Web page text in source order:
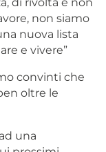
non siamo
nuova lista
e vivere”
convinti che
oltre le
una